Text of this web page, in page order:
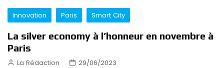
Innovation Paris Smart City
La silver economy à l’honneur en novembre à
Paris
La Rédaction 29/06/2023